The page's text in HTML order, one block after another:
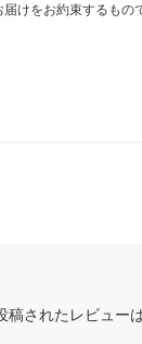
けをお約束するも
稿されたレビュー